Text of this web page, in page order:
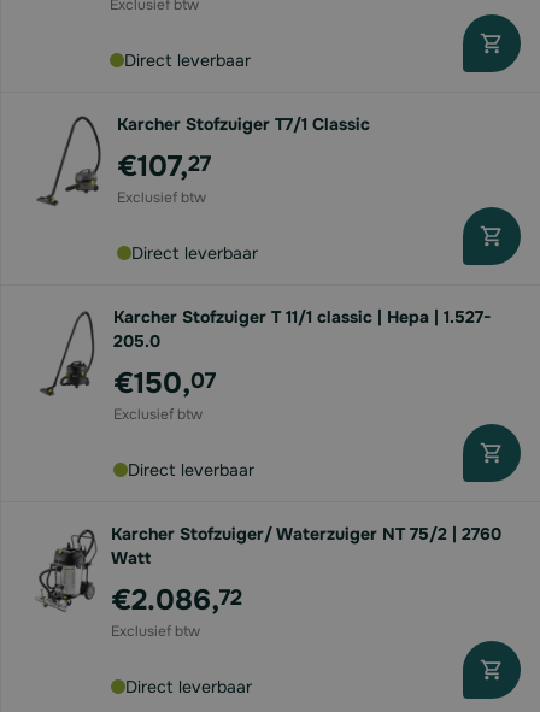
Direct leverbaar
Karcher Stofzuiger T7/1 Classic
€107,27
Direct leverbaar
Karcher Stofzuiger T 11/1 classic | Hepa | 1.527-
205.0
€150,07
Direct leverbaar
Karcher Stofzuiger/ Waterzuiger NT 75/2 | 2760
Watt
€2.086,72
Direct leverbaar